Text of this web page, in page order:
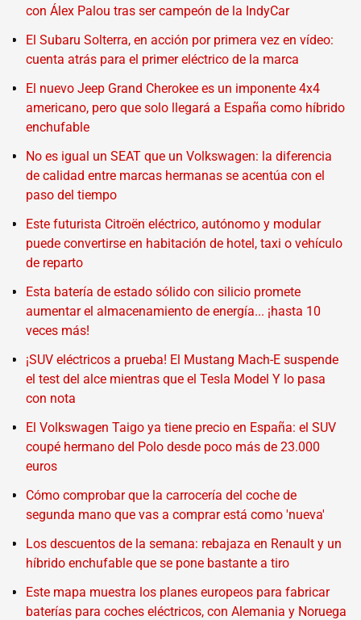
con Álex Palou tras ser campeón de la IndyCar
El Subaru Solterra, en acción por primera vez en vídeo:
cuenta atrás para el primer eléctrico de la marca
El nuevo Jeep Grand Cherokee es un imponente 4x4
americano, pero que solo llegará a España como híbrido
enchufable
No es igual un SEAT que un Volkswagen: la diferencia
de calidad entre marcas hermanas se acentúa con el
paso del tiempo
Este futurista Citroën eléctrico, autónomo y modular
puede convertirse en habitación de hotel, taxi o vehículo
de reparto
Esta batería de estado sólido con silicio promete
aumentar el almacenamiento de energía... ¡hasta 10
veces más!
¡SUV eléctricos a prueba! El Mustang Mach-E suspende
el test del alce mientras que el Tesla Model Y lo pasa
con nota
El Volkswagen Taigo ya tiene precio en España: el SUV
coupé hermano del Polo desde poco más de 23.000
euros
Cómo comprobar que la carrocería del coche de
segunda mano que vas a comprar está como 'nueva'
Los descuentos de la semana: rebajaza en Renault y un
híbrido enchufable que se pone bastante a tiro
Este mapa muestra los planes europeos para fabricar
baterías para coches eléctricos, con Alemania y Noruega